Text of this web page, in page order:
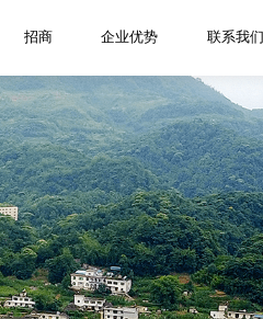
招商 企业优势 联系我们